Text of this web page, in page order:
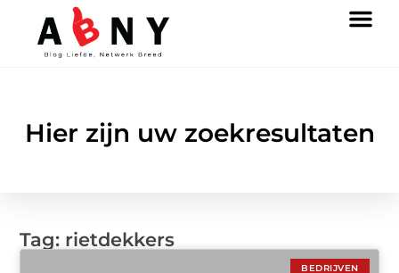
Hier zijn uw zoekresultaten
Tag: rietdekkers
BEDRIJVEN